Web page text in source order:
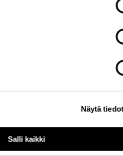
Näytä
Salli kaikki